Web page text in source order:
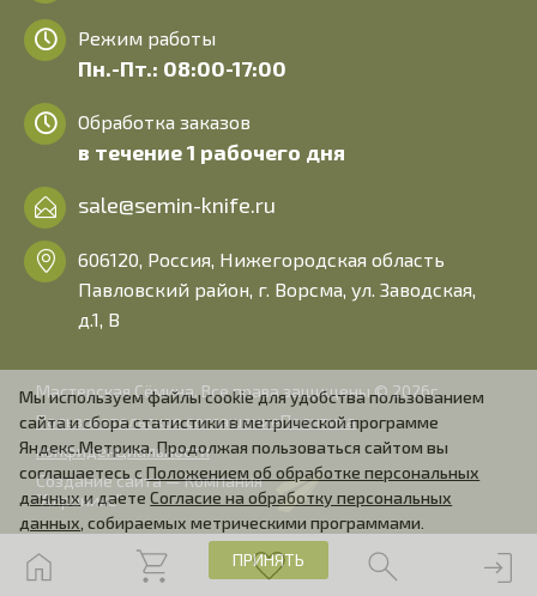
Режим работы
Пн.-Пт.: 08:00-17:00
Обработка заказов
в течение 1 рабочего дня
sale@semin-knife.ru
606120, Россия, Нижегородская область
Павловский район, г. Ворсма, ул. Заводская,
д.1, В
Мастерская Сёмина. Все права защищены © 2026г.
Пользовательское соглашениеПолитика
конфиденциальности
Создание сайта — Компания
"Алроникс"
Мы используем файлы cookie для удобства пользованием
сайта и сбора статистики в метрической программе
Яндекс.Метрика. Продолжая пользоваться сайтом вы
соглашаетесь сПоложением об обработке персональных
данныхи даетеСогласие на обработку персональных
данных , собираемых метрическими программами.
ПРИНЯТЬ